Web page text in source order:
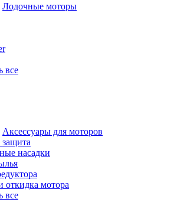
Лодочные моторы
все
Аксессуары для моторов
насадки
откидка мотора
все